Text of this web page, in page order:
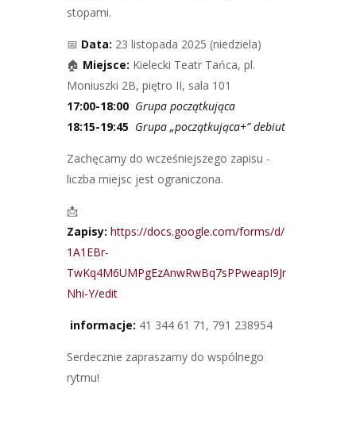
stopami.
📅 Data: 23 listopada 2025 (niedziela)
🏠 Miejsce: Kielecki Teatr Tańca, pl.
Moniuszki 2B, piętro II, sala 101
17:00-18:00 Grupa początkująca
18:15-19:45 Grupa „początkująca+” debiut
Zachęcamy do wcześniejszego zapisu -
liczba miejsc jest ograniczona.
📩
Zapisy: https://docs.google.com/forms/d/
1A1EBr-
TwKq4M6UMPgEzAnwRwBq7sPPweapI9Jr
Nhi-Y/edit
informacje: 41 344 61 71, 791 238954
Serdecznie zapraszamy do wspólnego
rytmu!